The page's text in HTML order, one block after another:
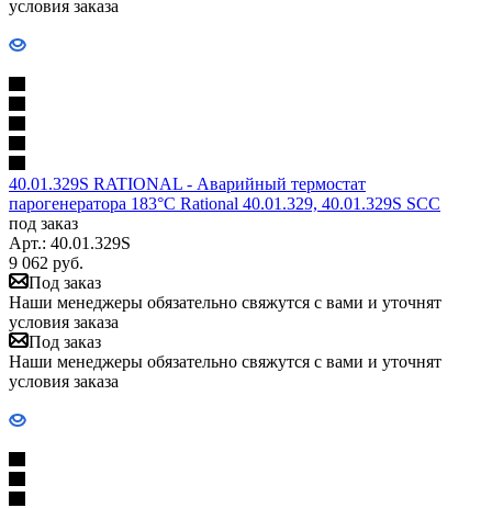
условия заказа
40.01.329S RATIONAL - Аварийный термостат
парогенератора 183°С Rational 40.01.329, 40.01.329S SCC
под заказ
Арт.: 40.01.329S
9 062 руб.
Под заказ
Наши менеджеры обязательно свяжутся с вами и уточнят
условия заказа
Под заказ
Наши менеджеры обязательно свяжутся с вами и уточнят
условия заказа